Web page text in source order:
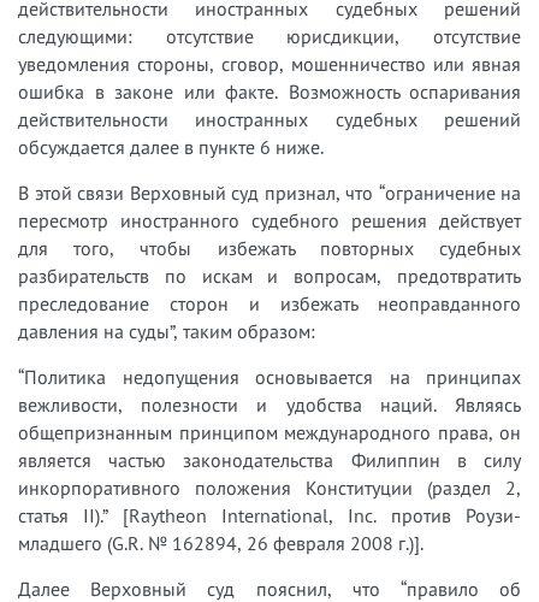
действительности иностранных судебных решений
следующими: отсутствие юрисдикции, отсутствие
уведомления стороны, сговор, мошенничество или явная
ошибка в законе или факте. Возможность оспаривания
действительности иностранных судебных решений
обсуждается далее в пункте 6 ниже.
В этой связи Верховный суд признал, что “ограничение на
пересмотр иностранного судебного решения действует
для того, чтобы избежать повторных судебных
разбирательств по искам и вопросам, предотвратить
преследование сторон и избежать неоправданного
давления на суды”, таким образом:
“Политика недопущения основывается на принципах
вежливости, полезности и удобства наций. Являясь
общепризнанным принципом международного права, он
является частью законодательства Филиппин в силу
инкорпоративного положения Конституции (раздел 2,
статья II).” [Raytheon International, Inc. против Роузи-
младшего (G.R. № 162894, 26 февраля 2008 г.)].
Далее Верховный суд пояснил, что “правило об